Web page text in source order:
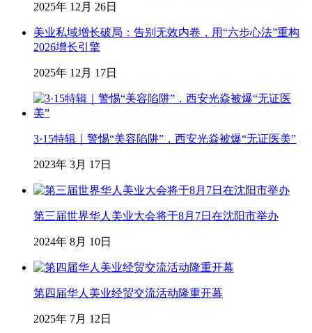
2025年 12月 26日
美业私域增长破局：告别无效内卷，用“六步心法”重构
2026增长引擎
2025年 12月 17日
3·15特辑｜警惕“美容陷阱”，西安光焱被爆“无证医美”
2023年 3月 17日
第三届世界华人美业大会将于8月7日在沈阳市举办
2024年 8月 10日
第四届华人美业经贸交流活动隆重开幕
2025年 7月 12日